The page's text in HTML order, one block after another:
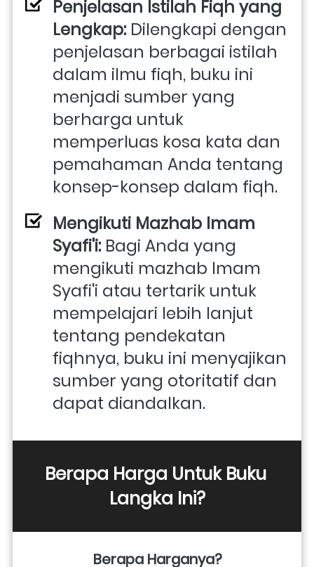
Penjelasan Istilah Fiqh yang
Lengkap: Dilengkapi dengan
penjelasan berbagai istilah
dalam ilmu fiqh, buku ini
menjadi sumber yang
berharga untuk
memperluas kosa kata dan
pemahaman Anda tentang
konsep-konsep dalam fiqh.
Mengikuti Mazhab Imam
Syafi'i: Bagi Anda yang
mengikuti mazhab Imam
Syafi'i atau tertarik untuk
mempelajari lebih lanjut
tentang pendekatan
fiqhnya, buku ini menyajikan
sumber yang otoritatif dan
dapat diandalkan.
Berapa Harga Untuk Buku
Langka Ini?
Berapa Harganya?